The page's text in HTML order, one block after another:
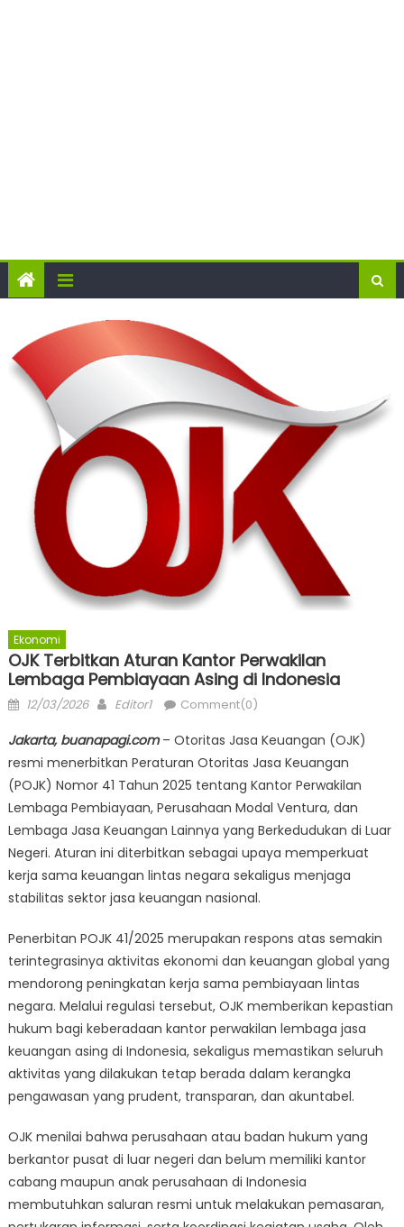
Ekonomi
OJK Terbitkan Aturan Kantor Perwakilan
Lembaga Pembiayaan Asing di Indonesia
Posted
12/03/2026 Author
Editor1 Comment(0)
Jakarta, buanapagi.com– Otoritas Jasa Keuangan (OJK)
resmi menerbitkan Peraturan Otoritas Jasa Keuangan
(POJK) Nomor 41 Tahun 2025 tentang Kantor Perwakilan
Lembaga Pembiayaan, Perusahaan Modal Ventura, dan
Lembaga Jasa Keuangan Lainnya yang Berkedudukan di Luar
Negeri. Aturan ini diterbitkan sebagai upaya memperkuat
kerja sama keuangan lintas negara sekaligus menjaga
stabilitas sektor jasa keuangan nasional.
Penerbitan POJK 41/2025 merupakan respons atas semakin
terintegrasinya aktivitas ekonomi dan keuangan global yang
mendorong peningkatan kerja sama pembiayaan lintas
negara. Melalui regulasi tersebut, OJK memberikan kepastian
hukum bagi keberadaan kantor perwakilan lembaga jasa
keuangan asing di Indonesia, sekaligus memastikan seluruh
aktivitas yang dilakukan tetap berada dalam kerangka
pengawasan yang prudent, transparan, dan akuntabel.
OJK menilai bahwa perusahaan atau badan hukum yang
berkantor pusat di luar negeri dan belum memiliki kantor
cabang maupun anak perusahaan di Indonesia
membutuhkan saluran resmi untuk melakukan pemasaran,